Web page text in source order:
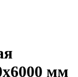
мм